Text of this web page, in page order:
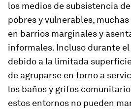
los medios de subsistencia
pobres y vulnerables,
en barrios marginales y
informales. Incluso durante
debido a la limitada
de agruparse en torno a
los baños y grifos
estos entornos no pueden